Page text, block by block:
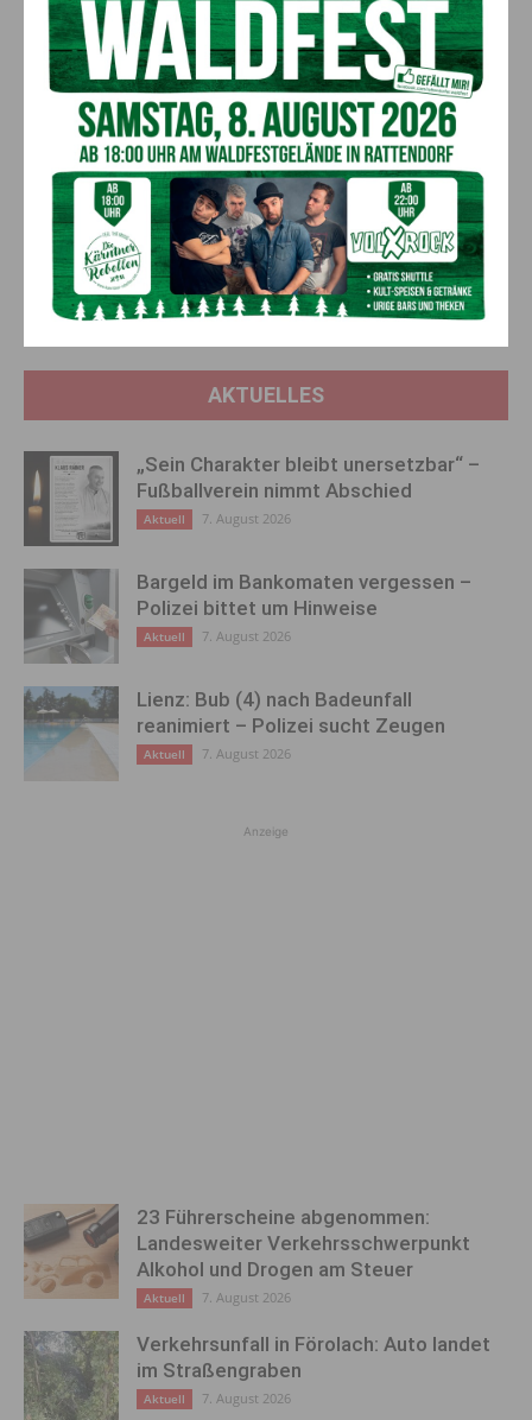
Herzliche Einladung zum Gasthaussingen (c) Männerdoppelsextett Klagenfurt
Vorheriger Artikel
17 neue Hitzerekorde in
Kärnten und Osttirol – Lienz
mit Spitzenwert
Nächster Artikel
Bikeparadies Härle Hermagor:
dein Experte für Gravel,
Rennrad, KTM & E-Bikes in der
Region
AKTUELLES
„Sein Charakter bleibt unersetzbar“ –
Fußballverein nimmt Abschied
Aktuell 7. August 2026
Bargeld im Bankomaten vergessen –
Polizei bittet um Hinweise
Aktuell 7. August 2026
Lienz: Bub (4) nach Badeunfall
reanimiert – Polizei sucht Zeugen
Aktuell 7. August 2026
Anzeige
23 Führerscheine abgenommen:
Landesweiter Verkehrsschwerpunkt
Alkohol und Drogen am Steuer
Aktuell 7. August 2026
Verkehrsunfall in Förolach: Auto landet
im Straßengraben
Aktuell 7. August 2026